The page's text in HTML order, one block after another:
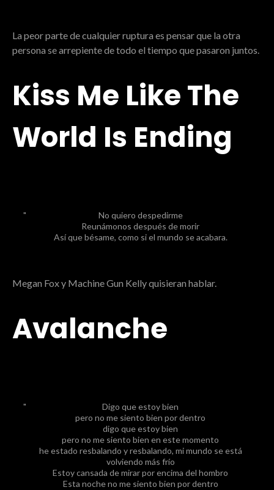
La peor parte de cualquier ruptura es pensar que la otra
persona se arrepiente de todo el tiempo que pasaron juntos.
Kiss Me Like The
World Is Ending
No quiero despedirme
Reunámonos después de morir
Así que bésame, como si el mundo se acabara.
Megan Fox y Machine Gun Kelly quisieran hablar.
Avalanche
Digo que estoy bien
pero no me siento bien por dentro
digo que estoy bien
pero no me siento bien en este momento
he estado resbalando y resbalando, mi mundo se está
volviendo más frío
Estoy cansada de mirar por encima del hombro
Esta noche no me siento bien por dentro